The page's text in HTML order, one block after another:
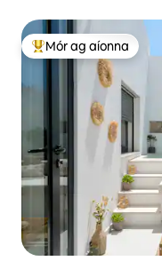
An-mhór ag aíonna
Mór ag aíonna